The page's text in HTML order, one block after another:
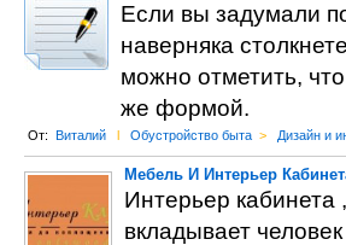
Если вы задумали
наверняка
можно отметить,
же формой.
От: Виталий l Обустройство быта > Дизайн и
Мебель И Интерьер
Интерьер кабинета
вкладывает